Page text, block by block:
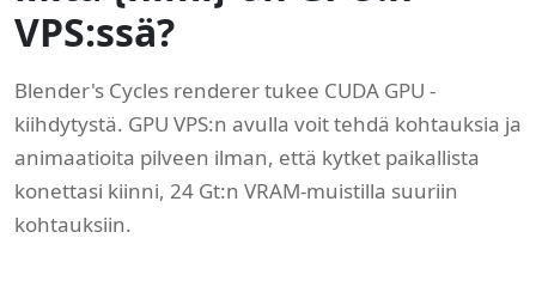
VPS:ssä?
Blender's Cycles renderer tukee CUDA GPU -
kiihdytystä. GPU VPS:n avulla voit tehdä kohtauksia ja
animaatioita pilveen ilman, että kytket paikallista
konettasi kiinni, 24 Gt:n VRAM-muistilla suuriin
kohtauksiin.